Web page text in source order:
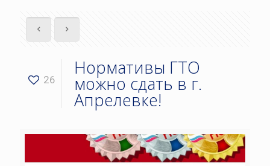
26
Нормативы ГТО
можно сдать в г.
Апрелевке!